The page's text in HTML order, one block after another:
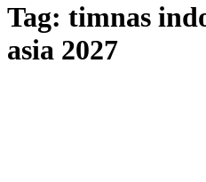
Tag: timnas
asia 2027